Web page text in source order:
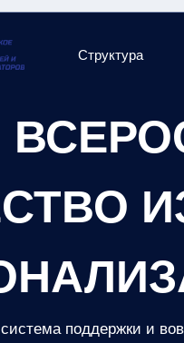
Структура
поддержки и